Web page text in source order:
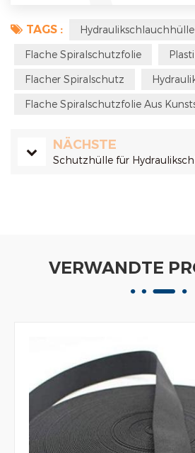
TAGS : Hydraulikschlauchhülle
Flache Spiralschutzfolie
Flacher Spiralschutz
Flache Spiralschutzfolie Aus
NÄCHSTE
Schutzhülle für
VERWANDTE